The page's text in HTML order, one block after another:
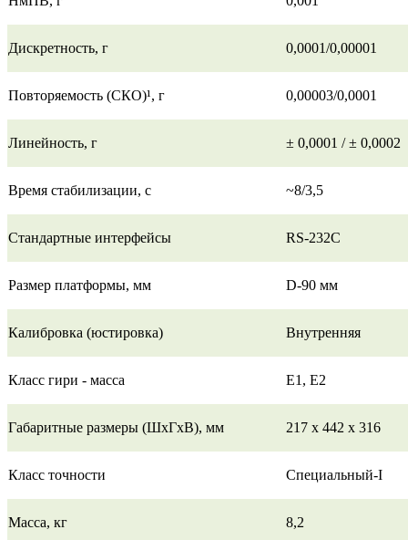
Дискретность, г 0,0001/0,00001
Повторяемость (СКО)¹, г 0,00003/0,0001
Линейность, г ± 0,0001 / ± 0,0002
Время стабилизации, с ~8/3,5
Стандартные интерфейсы RS-232C
Размер платформы, мм D-90 мм
Калибровка (юстировка) Внутренняя
Класс гири - масса E1, E2
Габаритные размеры (ШхГхВ), мм 217 x 442 x 316
Класс точности Специальный-I
Масса, кг 8,2